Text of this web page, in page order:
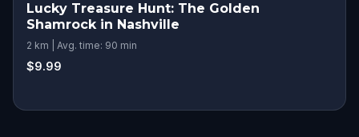
Lucky Treasure Hunt: The Golden
Shamrock in Nashville
2 km | Avg. time: 90 min
$9.99